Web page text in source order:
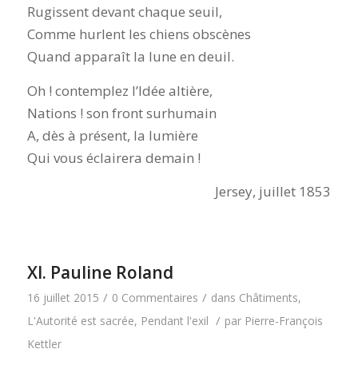
Rugissent devant chaque seuil,
Comme hurlent les chiens obscènes
Quand apparaît la lune en deuil.
Oh ! contemplez l’Idée altière,
Nations ! son front surhumain
A, dès à présent, la lumière
Qui vous éclairera demain !
Jersey, juillet 1853
XI. Pauline Roland
16 juillet 2015 / 0 Commentaires / dans Châtiments,
L'Autorité est sacrée, Pendant l'exil / par Pierre-François
Kettler